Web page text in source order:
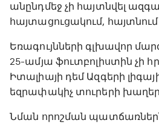
անընդմեջ չի հայտնվել
հայտացուցակում, հայտնում
Եռագույնների գլխավոր
25-ամյա ֆուտբոլիստին չի
Իտալիայի դեմ Ազգերի
եզրափակիչ տուրերի
Նման որոշման